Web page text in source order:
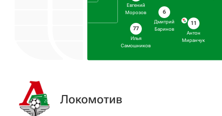
Евгений
Морозов
77
Илья
Самошников
6
Дмитрий
Баринов
11
Антон
Миранчук
Локомотив